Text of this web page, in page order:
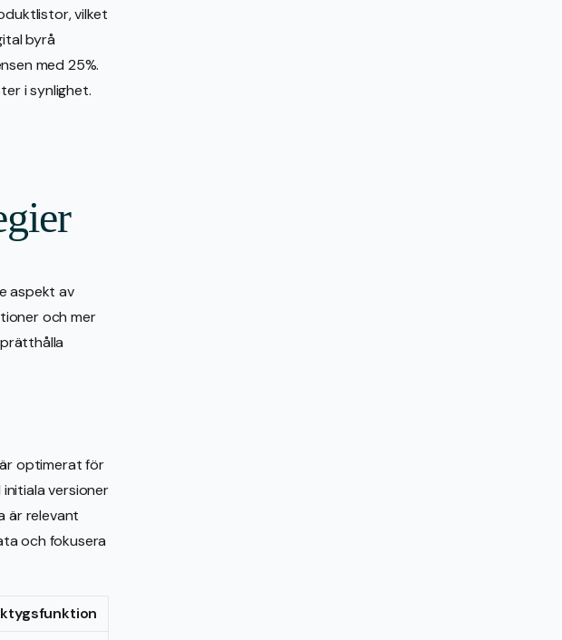
vilket
byrå
med 25%.
i synlighet.
aspekt av
och mer
optimerat för
versioner
är relevant
och fokusera